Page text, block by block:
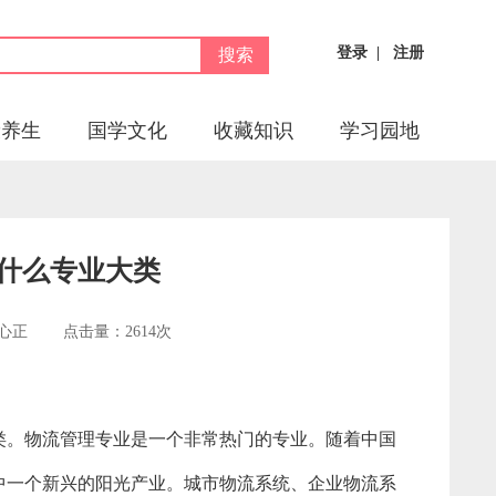
搜索 登录 注册
生 国学文化 收藏知识 学习园地
么专业大类
正 点击量：2614次
物流管理专业是一个非常热门的专业。随着中国
个新兴的阳光产业。城市物流系统、企业物流系